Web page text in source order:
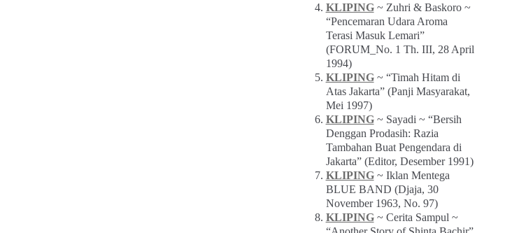
KLIPING~ Zuhri & Baskoro ~
“Pencemaran Udara Aroma
Terasi Masuk Lemari”
(FORUM_No. 1 Th. III, 28 April
1994)
KLIPING~ “Timah Hitam di
Atas Jakarta” (Panji Masyarakat,
Mei 1997)
KLIPING~ Sayadi ~ “Bersih
Denggan Prodasih: Razia
Tambahan Buat Pengendara di
Jakarta” (Editor, Desember 1991)
KLIPING~ Iklan Mentega
BLUE BAND (Djaja, 30
November 1963, No. 97)
KLIPING~ Cerita Sampul ~